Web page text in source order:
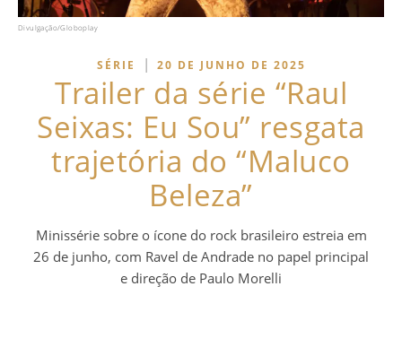
Divulgação/Globoplay
SÉRIE | 20 DE JUNHO DE 2025
Trailer da série “Raul
Seixas: Eu Sou” resgata
trajetória do “Maluco
Beleza”
Minissérie sobre o ícone do rock brasileiro estreia em
26 de junho, com Ravel de Andrade no papel principal
e direção de Paulo Morelli